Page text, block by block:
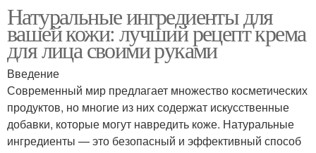
Натуральные ингредиенты для
вашей кожи: лучший рецепт крема
для лица своими руками
Введение
Современный мир предлагает множество косметических
продуктов, но многие из них содержат искусственные
добавки, которые могут навредить коже. Натуральные
ингредиенты — это безопасный и эффективный способ